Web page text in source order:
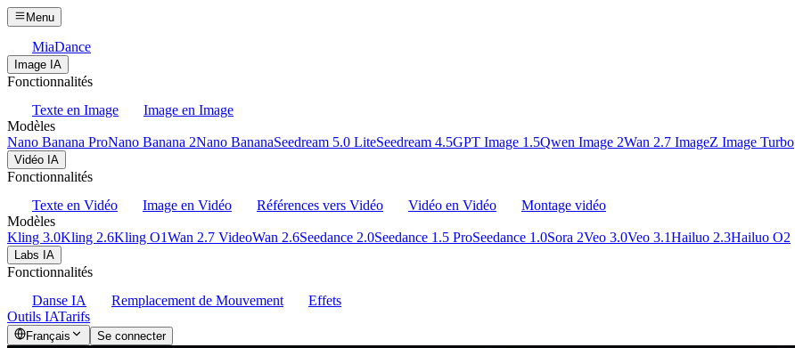
Menu
MiaDance
Image IA
Fonctionnalités
Texte en Image
Image en Image
Modèles
Nano Banana ProNano Banana 2Nano BananaSeedream 5.0 LiteSeedream 4.5GPT Image 1.5Qwen Image 2Wan 2.7 ImageZ Image Turbo
Vidéo IA
Fonctionnalités
Texte en Vidéo
Image en Vidéo Références vers Vidéo Vidéo en Vidéo
Montage vidéo
Modèles
Kling 3.0Kling 2.6Kling O1Wan 2.7 VideoWan 2.6Seedance 2.0Seedance 1.5 ProSeedance 1.0Sora 2Veo 3.0Veo 3.1Hailuo 2.3Hailuo O2
Labs IA
Fonctionnalités
Danse IA
Remplacement de Mouvement
Effets
Outils IATarifs
Français Se connecter